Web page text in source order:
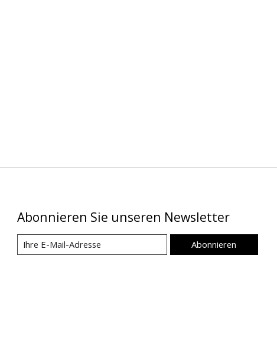
Abonnieren Sie unseren Newsletter
Abonnieren